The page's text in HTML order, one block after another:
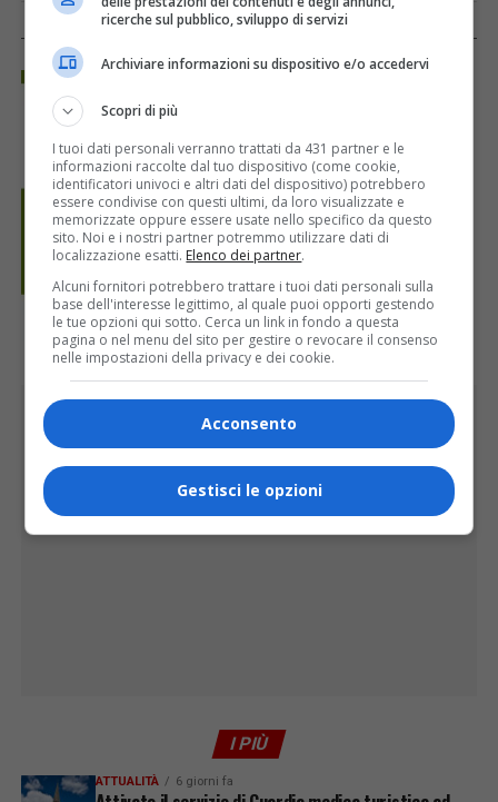
PUBBLICITÀ
I PIÙ
ATTUALITÀ 6 giorni fa
ricerche sul pubblico, sviluppo di servizi
Archiviare informazioni su dispositivo e/o accedervi
Scopri di più
I tuoi dati personali verranno trattati da 431 partner e le
informazioni raccolte dal tuo dispositivo (come cookie,
identificatori univoci e altri dati del dispositivo) potrebbero
essere condivise con questi ultimi, da loro visualizzate e
memorizzate oppure essere usate nello specifico da questo
sito. Noi e i nostri partner potremmo utilizzare dati di
localizzazione esatti. Elenco dei partner.
Alcuni fornitori potrebbero trattare i tuoi dati personali sulla
base dell'interesse legittimo, al quale puoi opporti gestendo
le tue opzioni qui sotto. Cerca un link in fondo a questa
pagina o nel menu del sito per gestire o revocare il consenso
nelle impostazioni della privacy e dei cookie.
Acconsento
Gestisci le opzioni